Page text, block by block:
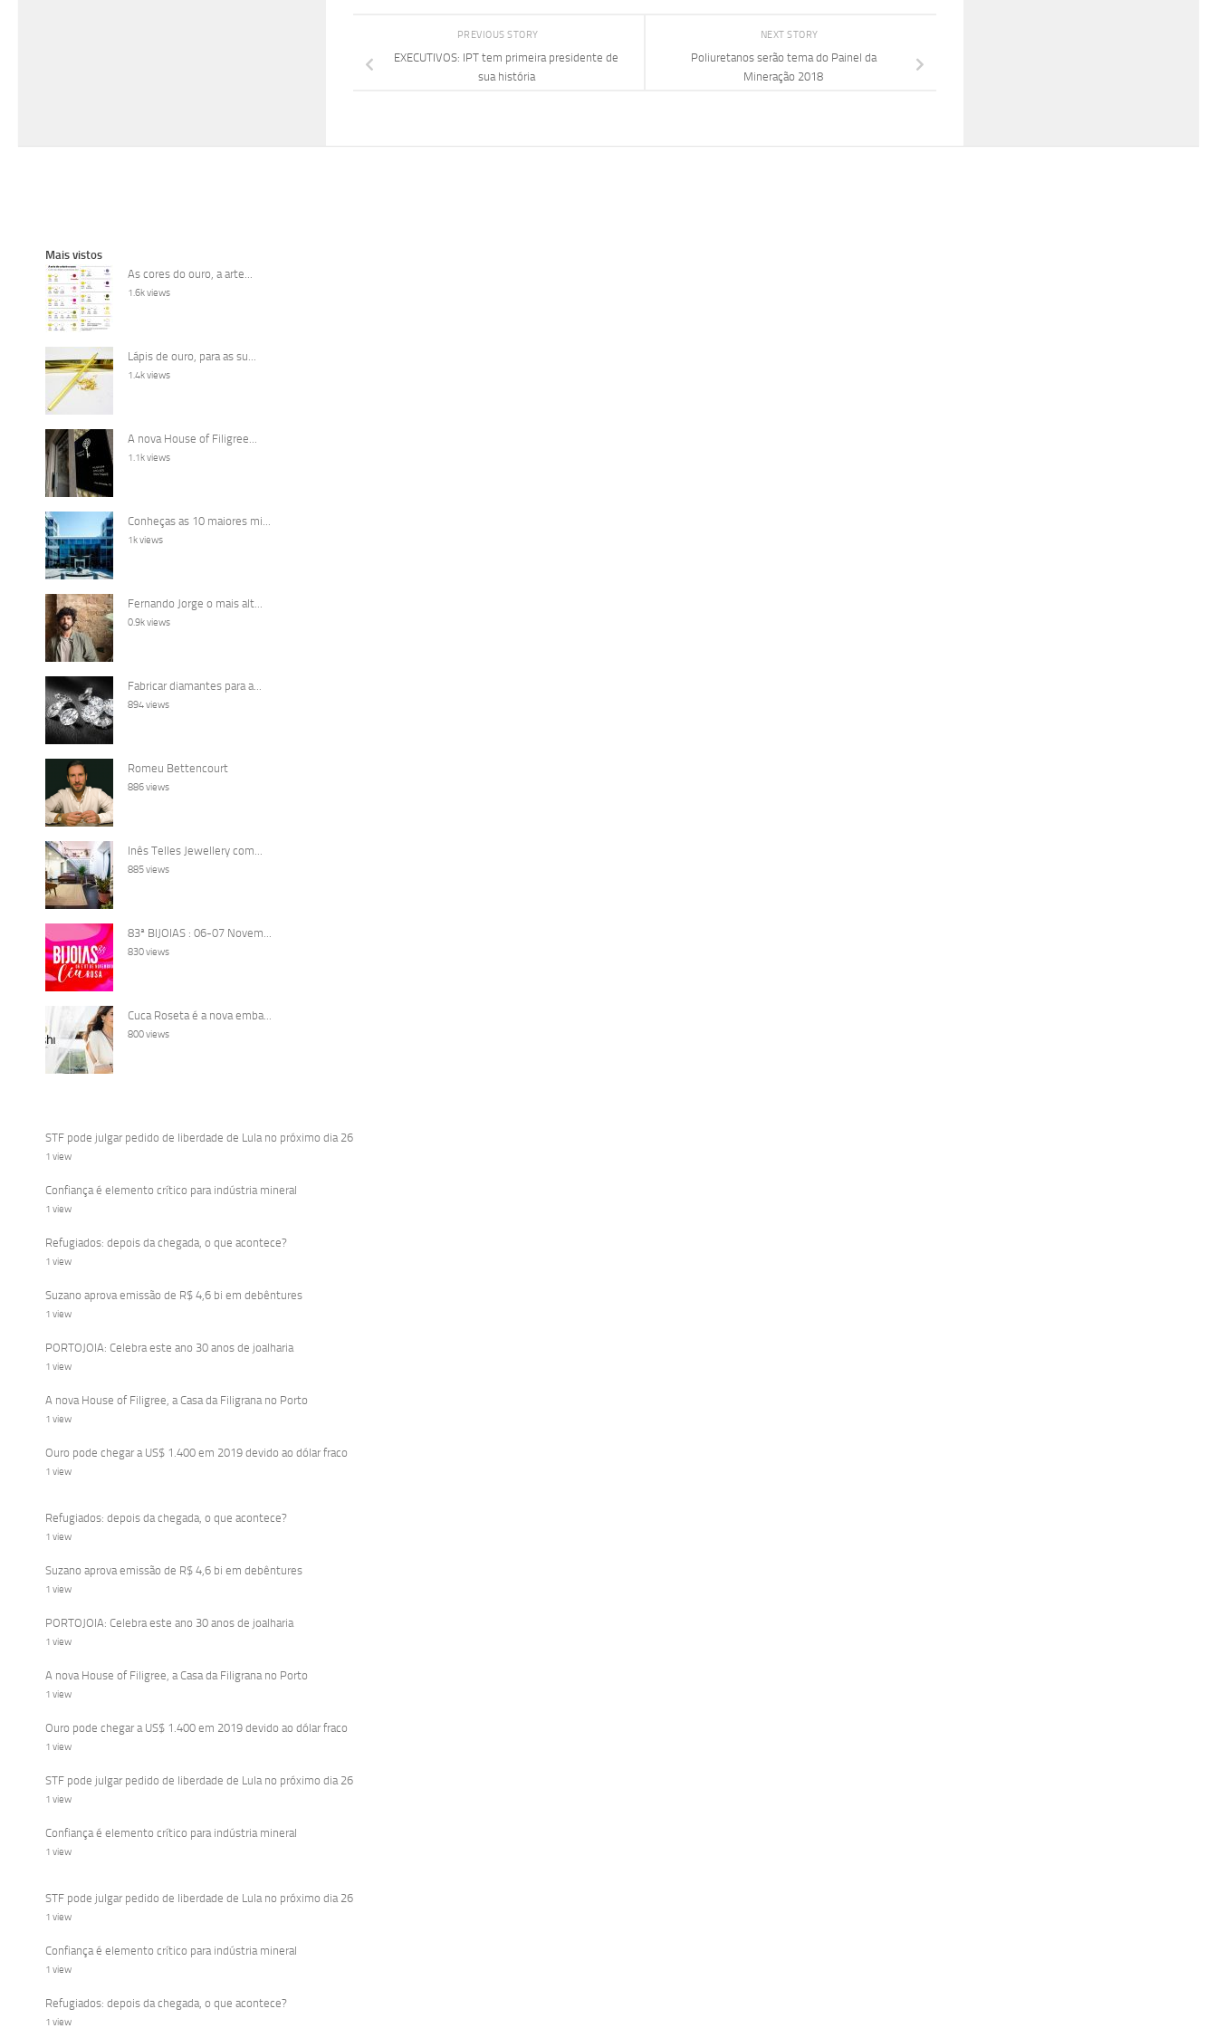
NEXT STORY
Poliuretanos serão tema do Painel da
Mineração 2018
PREVIOUS STORY
EXECUTIVOS: IPT tem primeira presidente de
sua história
Mais vistos
As cores do ouro, a arte...
1.6k views
Lápis de ouro, para as su...
1.4k views
A nova House of Filigree...
1.1k views
Conheças as 10 maiores mi...
1k views
Fernando Jorge o mais alt...
0.9k views
Fabricar diamantes para a...
894 views
Romeu Bettencourt
886 views
Inês Telles Jewellery com...
885 views
83ª BIJOIAS : 06-07 Novem...
830 views
Cuca Roseta é a nova emba...
800 views
STF pode julgar pedido de liberdade de Lula no próximo dia 26
1 view
Confiança é elemento crítico para indústria mineral
1 view
Refugiados: depois da chegada, o que acontece?
1 view
Suzano aprova emissão de R$ 4,6 bi em debêntures
1 view
PORTOJOIA: Celebra este ano 30 anos de joalharia
1 view
A nova House of Filigree, a Casa da Filigrana no Porto
1 view
Ouro pode chegar a US$ 1.400 em 2019 devido ao dólar fraco
1 view
Refugiados: depois da chegada, o que acontece?
1 view
Suzano aprova emissão de R$ 4,6 bi em debêntures
1 view
PORTOJOIA: Celebra este ano 30 anos de joalharia
1 view
A nova House of Filigree, a Casa da Filigrana no Porto
1 view
Ouro pode chegar a US$ 1.400 em 2019 devido ao dólar fraco
1 view
STF pode julgar pedido de liberdade de Lula no próximo dia 26
1 view
Confiança é elemento crítico para indústria mineral
1 view
STF pode julgar pedido de liberdade de Lula no próximo dia 26
1 view
Confiança é elemento crítico para indústria mineral
1 view
Refugiados: depois da chegada, o que acontece?
1 view